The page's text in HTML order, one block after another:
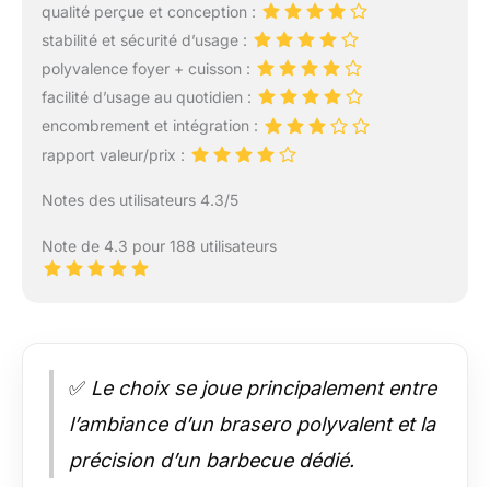
qualité perçue et conception :
stabilité et sécurité d’usage :
polyvalence foyer + cuisson :
facilité d’usage au quotidien :
encombrement et intégration :
rapport valeur/prix :
Notes des utilisateurs 4.3/5
Note de 4.3 pour 188 utilisateurs
✅ Le choix se joue principalement entre
l’ambiance d’un brasero polyvalent et la
précision d’un barbecue dédié.